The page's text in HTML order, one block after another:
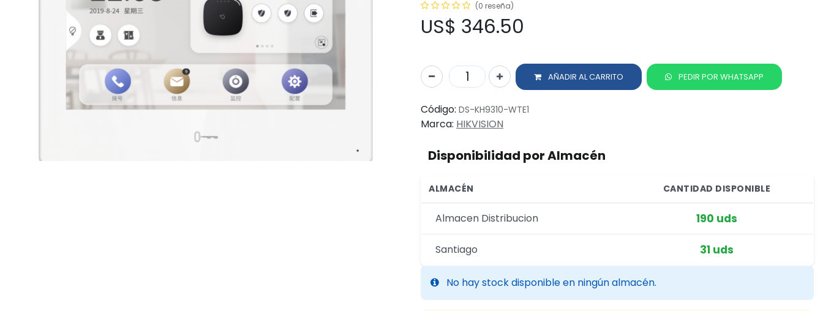
(0 reseña)
US$ 346.50
AÑADIR AL CARRITO PEDIR POR WHATSAPP
Código: DS-KH9310-WTE1
Marca: HIKVISION
Disponibilidad por Almacén
ALMACÉN CANTIDAD DISPONIBLE
Almacen Distribucion 190 uds
Santiago 31 uds
No hay stock disponible en ningún almacén.